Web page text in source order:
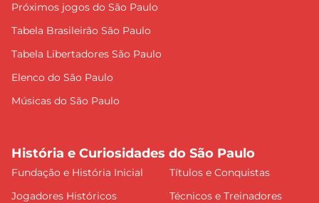
Próximos jogos do São Paulo
Tabela Brasileirão São Paulo
Tabela Libertadores São Paulo
Elenco do São Paulo
Músicas do São Paulo
História e Curiosidades do São Paulo
Fundação e História Inicial
Títulos e Conquistas
Jogadores Históricos
Técnicos e Treinadores